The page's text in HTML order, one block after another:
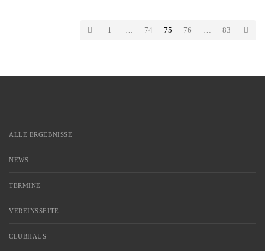
1 74 75 76 83
ALLE ERGEBNISSE
NEWS
TERMINE
VEREINSSEITE
CLUBHAUS